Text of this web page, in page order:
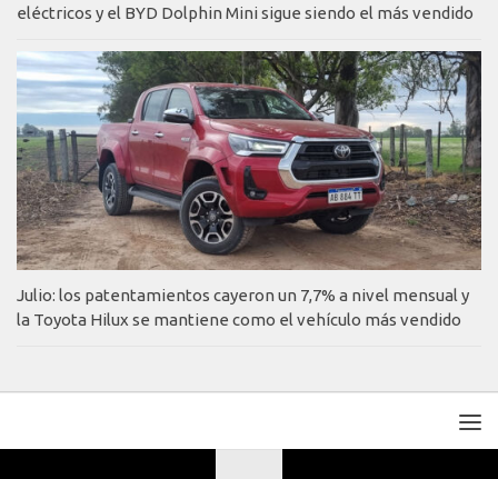
eléctricos y el BYD Dolphin Mini sigue siendo el más vendido
Julio: los patentamientos cayeron un 7,7% a nivel mensual y
la Toyota Hilux se mantiene como el vehículo más vendido